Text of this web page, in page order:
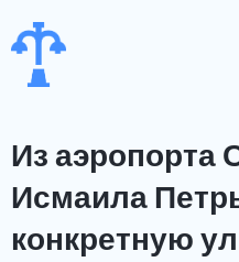
Из аэропорта
Исмаила
конкретную